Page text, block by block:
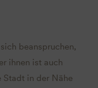
beanspruchen,
ihnen ist auch
Stadt in der Nähe